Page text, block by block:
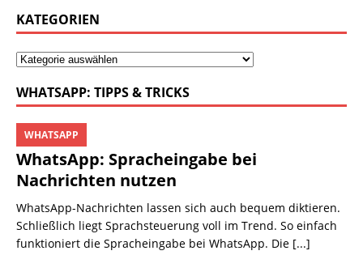
KATEGORIEN
WHATSAPP: TIPPS & TRICKS
WhatsApp: Spracheingabe bei
Nachrichten nutzen
WHATSAPP
WhatsApp-Nachrichten lassen sich auch bequem diktieren.
Schließlich liegt Sprachsteuerung voll im Trend. So einfach
funktioniert die Spracheingabe bei WhatsApp. Die [...]